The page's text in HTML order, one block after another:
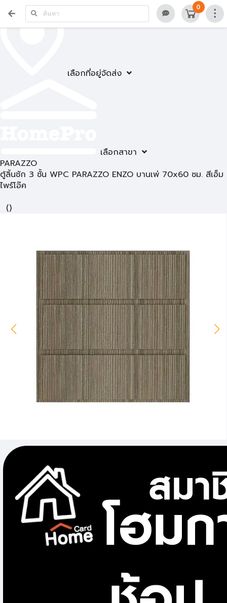
เลือกที่อยู่จัดส่ง
เลือกสาขา
0
PARAZZO
ตู้ลิ้นชัก 3 ชั้น WPC PARAZZO ENZO บานเพ่ 70x60 ซม. สีเอ็ม
ไพร์โอ๊ค
()